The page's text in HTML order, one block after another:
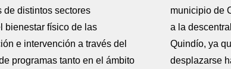
de distintos sectores
bienestar físico de las
e intervención a través del
programas tanto en el ámbito
municipio de
a la
Quindío, ya
desplazarse